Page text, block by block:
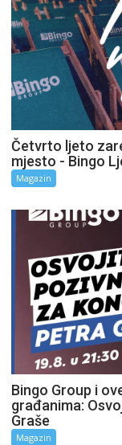
Četvrto ljeto
mjesto - Bingo
Magazin
Bingo Group i
građanima:
Graše
Magazin